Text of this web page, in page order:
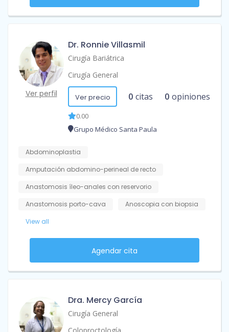
Ver perfil
Dr. Ronnie Villasmil
Cirugía Bariátrica
Cirugía General
Ver precio 0 citas 0 opiniones
0.00
Grupo Médico Santa Paula
Abdominoplastia
Amputación abdomino-perineal de recto
Anastomosis íleo-anales con reservorio
Anastomosis porto-cava
Anoscopia con biopsia
View all
Agendar cita
Dra. Mercy García
Cirugía General